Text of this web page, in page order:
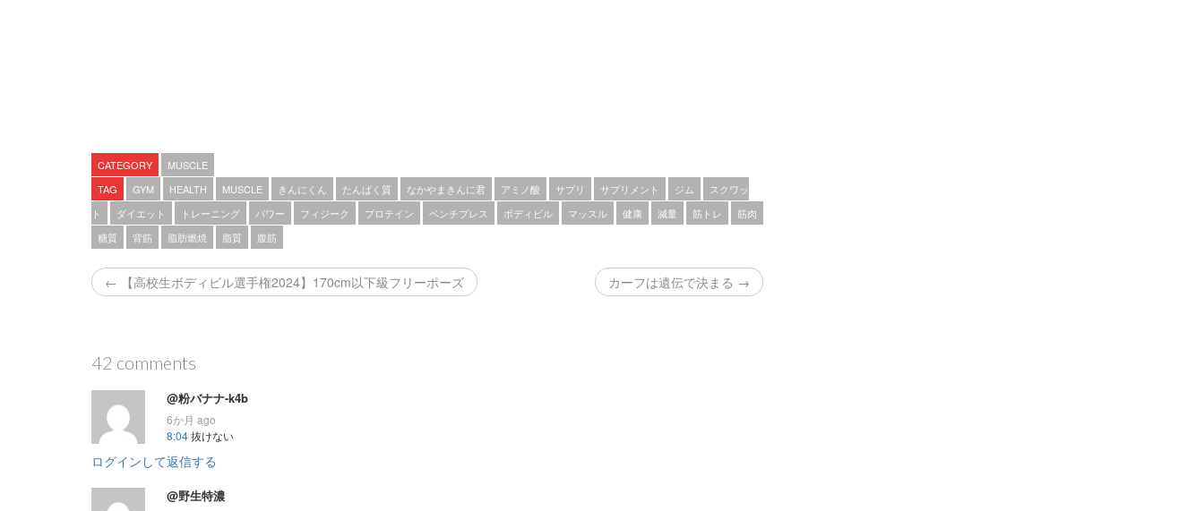
CATEGORY
MUSCLE
TAG
GYM HEALTH MUSCLE きんにくん たんぱく質 なかやまきんに君 アミノ酸 サプリ サプリメント ジム
スクワッ
ト
ダイエット トレーニング パワー フィジーク プロテイン ベンチプレス ボディビル マッスル 健康 減量 筋トレ
筋肉
糖質
背筋 脂肪燃焼 脂質 腹筋
← 【高校生ボディビル選手権2024】170cm以下級フリーポーズ カーフは遺伝で決まる →
42 comments
@粉バナナ-k4b
6か月 ago
8:04抜けない
ログインして返信する
@野生特濃